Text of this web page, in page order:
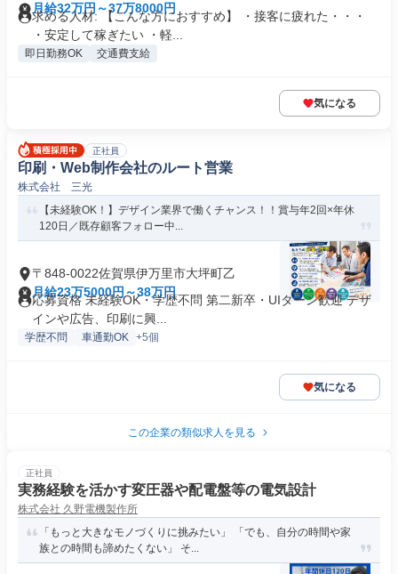
月給32万円～37万8000円
求める人材: 【こんな方におすすめ】 ・接客に疲れた・・・
・安定して稼ぎたい ・軽...
即日勤務OK 交通費支給
気になる
正社員
印刷・Web制作会社のルート営業
株式会社 三光
【未経験OK！】デザイン業界で働くチャンス！！賞与年2回×年休
120日／既存顧客フォロー中...
〒848-0022佐賀県伊万里市大坪町乙
月給23万5000円～38万円
応募資格 未経験OK・学歴不問 第二新卒・UIターン歓迎 デザ
インや広告、印刷に興...
学歴不問 車通勤OK +5個
気になる
この企業の類似求人を見る
正社員
実務経験を活かす変圧器や配電盤等の電気設計
株式会社 久野電機製作所
「もっと大きなモノづくりに挑みたい」 「でも、自分の時間や家
族との時間も諦めたくない」 そ...